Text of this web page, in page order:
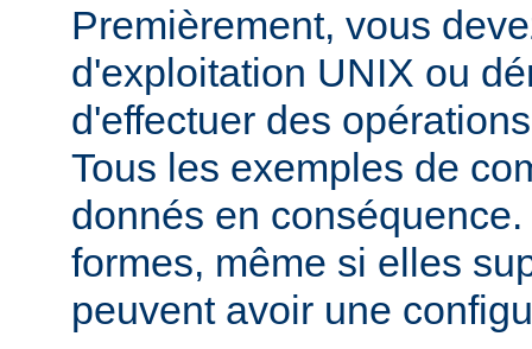
Premièrement, vous
d'exploitation UNIX ou
d'effectuer des
Tous les exemples de
donnés en
formes, même si elles
peuvent avoir une